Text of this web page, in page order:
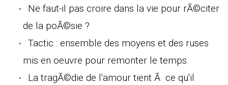
Ne faut-il pas croire dans la vie pour rÃ©citer
de la poÃ©sie ?
Tactic : ensemble des moyens et des ruses
mis en oeuvre pour remonter le temps.
La tragÃ©die de l'amour tient Ã ce qu'il